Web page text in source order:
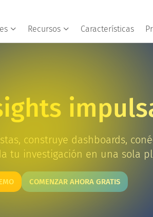
Recursos Características
construye dashboards,
tu investigación en una sola
COMENZAR AHORA GRATIS